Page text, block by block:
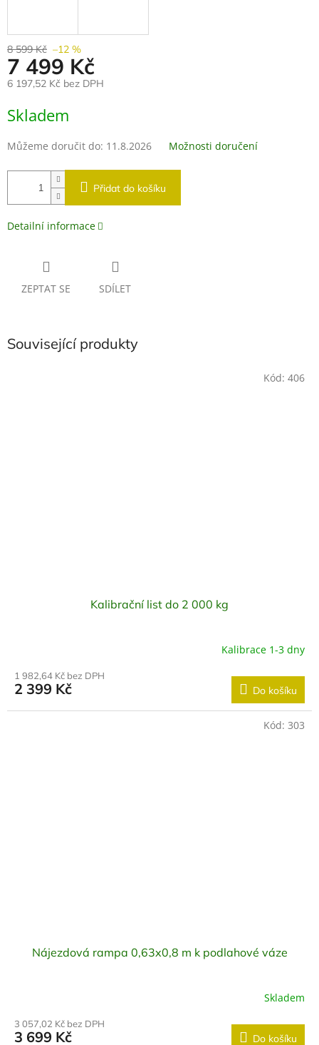
8 599 Kč –12 %
7 499 Kč
6 197,52 Kč bez DPH
cena:
Skladem
Můžeme doručit do: 11.8.2026 Možnosti doručení
Přidat do košíku
Detailní informace
ZEPTAT SE SDÍLET
Související produkty
Kalibrační list do 2 000 kg
Kalibrace 1-3 dny
1 982,64 Kč bez DPH
2 399 Kč Do košíku
Kód: 406
Nájezdová rampa 0,63x0,8 m k podlahové váze
Skladem
3 057,02 Kč bez DPH
3 699 Kč Do košíku
Kód: 303